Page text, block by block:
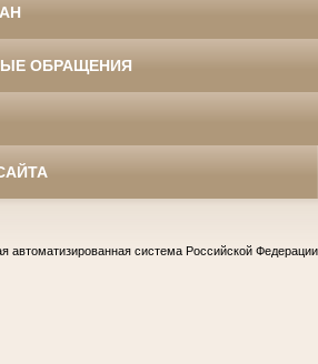
ОБРАЩЕНИЯ
автоматизированная система Российской